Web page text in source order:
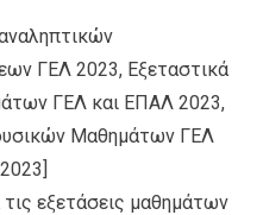
ΓΕΛ 2023, Εξεταστικά
ΓΕΛ και ΕΠΑΛ 2023,
Μαθημάτων ΓΕΛ
εξετάσεις μαθημάτων